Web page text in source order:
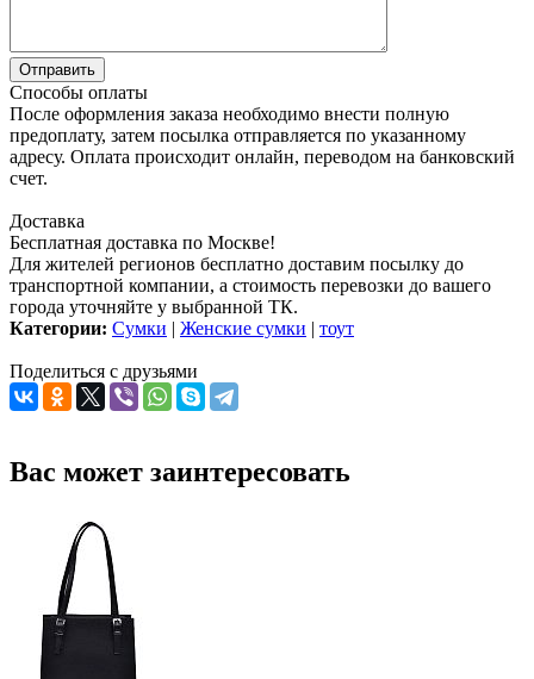
Способы оплаты
После оформления заказа необходимо внести полную
предоплату, затем посылка отправляется по указанному
адресу. Оплата происходит онлайн, переводом на банковский
счет.
Доставка
Бесплатная доставка по Москве!
Для жителей регионов бесплатно доставим посылку до
транспортной компании, а стоимость перевозки до вашего
города уточняйте у выбранной ТК.
Категории: Сумки | Женские сумки | тоут
Поделиться с друзьями
Вас может заинтересовать